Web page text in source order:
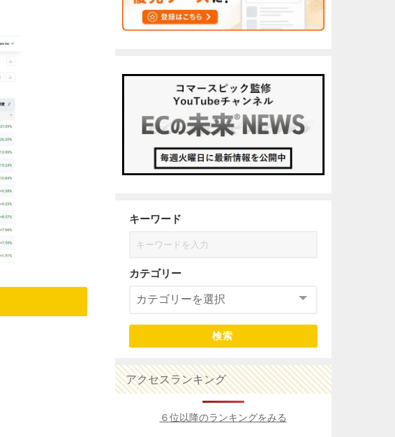
キーワード
カテゴリー
検索
アクセスランキング
６位以降のランキングをみる